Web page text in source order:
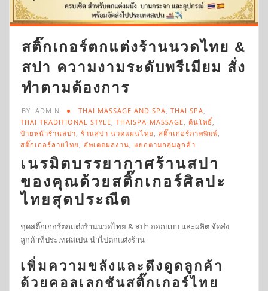
สติ๊กเกอร์ตกแต่งร้านนวดไทย &
สปา ความงามระดับพรีเมียม สั่ง
ทำตามต้องการ
BY ADMIN THAI MASSAGE AND SPA THAI SPA
THAI TRADITIONAL STYLE THAISPA-MASSAGE ต้นโพธิ์
ป้ายหน้าร้านสปา ร้านสปา นวดแผนไทย สติ๊กเกอร์ภาพพิมพ์
สติ๊กเกอร์ลายไทย
อัพเดตผลงาน แยกตามกลุ่มลูกค้า
เนรมิตบรรยากาศร้านสปา
ของคุณด้วยสติ๊กเกอร์ศิลปะ
ไทยสุดประณีต
ชุดสติ๊กเกอร์ตกแต่งร้านนวดไทย & สปา ออกแบบ และผลิต จัดส่ง
ลูกค้าที่ประเทศสเปน นำไปตกแต่งร้าน
เพิ่มความขลังและดึงดูดลูกค้า
ด้วยคอลเลกชันสติ๊กเกอร์ไทย